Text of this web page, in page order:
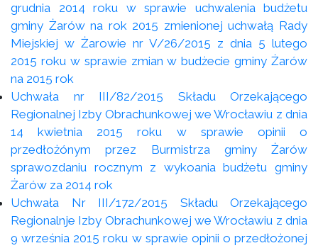
grudnia 2014 roku w sprawie uchwalenia budżetu
gminy Żarów na rok 2015 zmienionej uchwałą Rady
Miejskiej w Żarowie nr V/26/2015 z dnia 5 lutego
2015 roku w sprawie zmian w budżecie gminy Żarów
na 2015 rok
Uchwała nr III/82/2015 Składu Orzekającego
Regionalnej Izby Obrachunkowej we Wrocławiu z dnia
14 kwietnia 2015 roku w sprawie opinii o
przedłożónym przez Burmistrza gminy Żarów
sprawozdaniu rocznym z wykoania budżetu gminy
Żarów za 2014 rok
Uchwała Nr III/172/2015 Składu Orzekającego
Regionalnje Izby Obrachunkowej we Wrocławiu z dnia
9 września 2015 roku w sprawie opinii o przedłożonej